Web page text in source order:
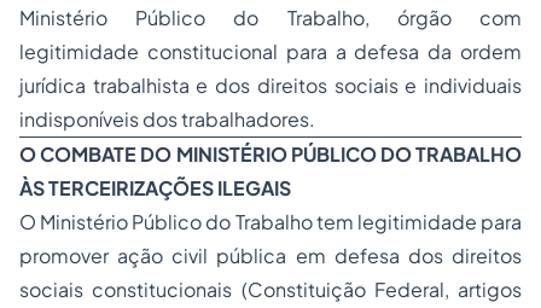
Ministério Público do Trabalho, órgão com
legitimidade constitucional para a defesa da ordem
jurídica trabalhista e dos direitos sociais e individuais
indisponíveis dos trabalhadores.
O COMBATE DO MINISTÉRIO PÚBLICO DO TRABALHO
ÀS TERCEIRIZAÇÕES ILEGAIS
O Ministério Público do Trabalho tem legitimidade para
promover ação civil pública em defesa dos direitos
sociais constitucionais (Constituição Federal, artigos